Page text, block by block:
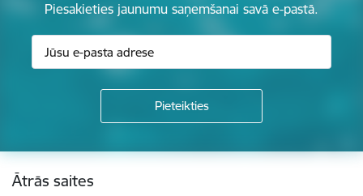
Piesakieties jaunumu saņemšanai savā e-pastā.
Kājene
Ātrās saites